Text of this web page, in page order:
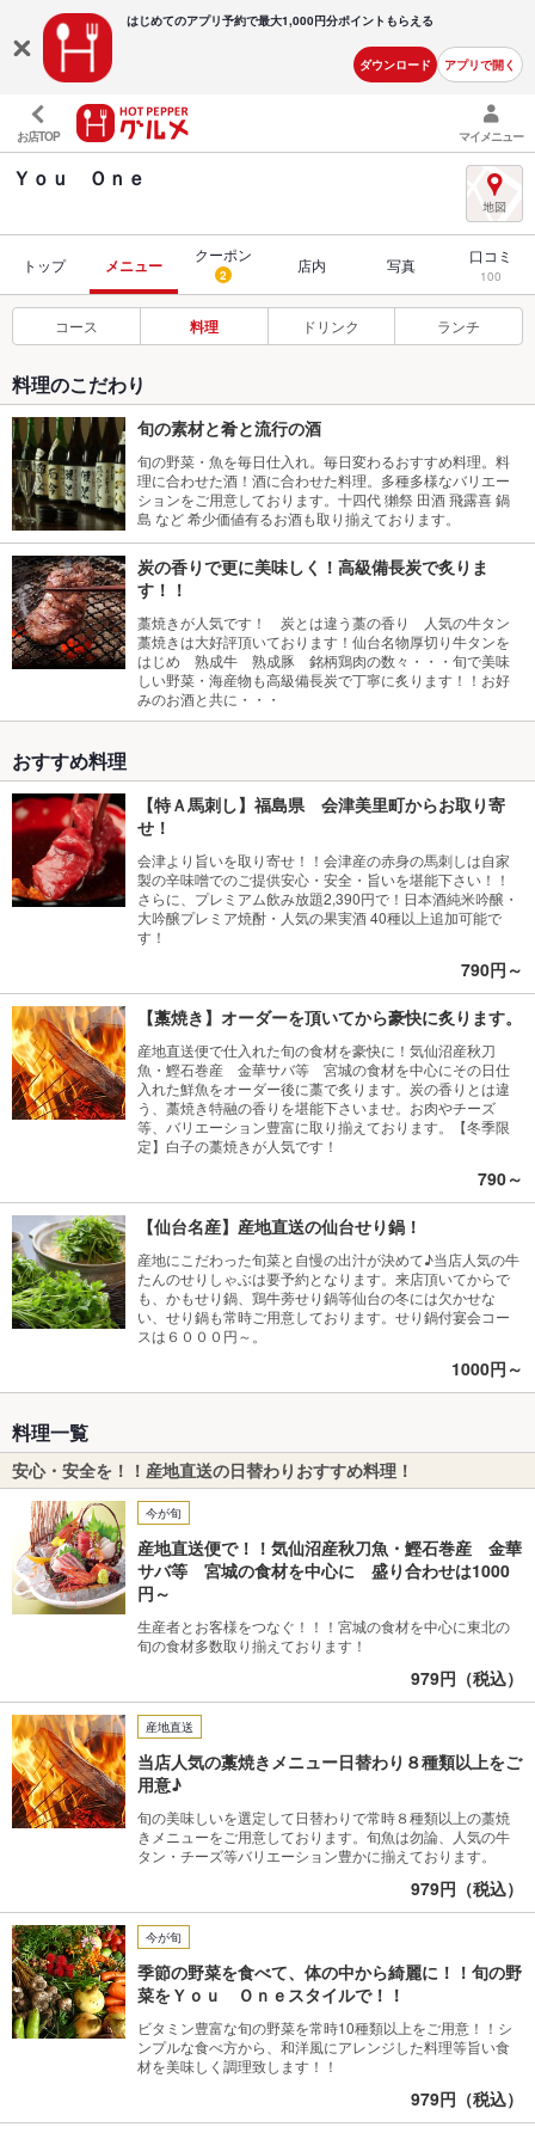
はじめてのアプリ予約で最大1,000円分ポイントもらえる
ダウンロード アプリで開く
お店TOP マイメニュー
Ｙｏｕ Ｏｎｅ
トップ メニュー
クーポン
2 店内 写真 口コミ
100
コース 料理 ドリンク ランチ
料理のこだわり
旬の素材と肴と流行の酒
旬の野菜・魚を毎日仕入れ。毎日変わるおすすめ料理。料
理に合わせた酒！酒に合わせた料理。多種多様なバリエー
ションをご用意しております。十四代 獺祭 田酒 飛露喜 鍋
島 など 希少価値有るお酒も取り揃えております。
炭の香りで更に美味しく！高級備長炭で炙りま
す！！
藁焼きが人気です！ 炭とは違う藁の香り 人気の牛タン
藁焼きは大好評頂いております！仙台名物厚切り牛タンを
はじめ 熟成牛 熟成豚 銘柄鶏肉の数々・・・旬で美味
しい野菜・海産物も高級備長炭で丁寧に炙ります！！お好
みのお酒と共に・・・
おすすめ料理
【特Ａ馬刺し】福島県 会津美里町からお取り寄
せ！
会津より旨いを取り寄せ！！会津産の赤身の馬刺しは自家
製の辛味噌でのご提供安心・安全・旨いを堪能下さい！！
さらに、プレミアム飲み放題2,390円で！日本酒純米吟醸・
大吟醸プレミア焼酎・人気の果実酒 40種以上追加可能で
す！
790円～
【藁焼き】オーダーを頂いてから豪快に炙ります。
産地直送便で仕入れた旬の食材を豪快に！気仙沼産秋刀
魚・鰹石巻産 金華サバ等 宮城の食材を中心にその日仕
入れた鮮魚をオーダー後に藁で炙ります。炭の香りとは違
う、藁焼き特融の香りを堪能下さいませ。お肉やチーズ
等、バリエーション豊富に取り揃えております。【冬季限
定】白子の藁焼きが人気です！
790～
【仙台名産】産地直送の仙台せり鍋！
産地にこだわった旬菜と自慢の出汁が決めて♪当店人気の牛
たんのせりしゃぶは要予約となります。来店頂いてからで
も、かもせり鍋、鶏牛蒡せり鍋等仙台の冬には欠かせな
い、せり鍋も常時ご用意しております。せり鍋付宴会コー
スは６０００円～。
1000円～
料理一覧
安心・安全を！！産地直送の日替わりおすすめ料理！
今が旬
産地直送便で！！気仙沼産秋刀魚・鰹石巻産 金華
サバ等 宮城の食材を中心に 盛り合わせは1000
円～
生産者とお客様をつなぐ！！！宮城の食材を中心に東北の
旬の食材多数取り揃えております！
979円（税込）
産地直送
当店人気の藁焼きメニュー日替わり８種類以上をご
用意♪
旬の美味しいを選定して日替わりで常時８種類以上の藁焼
きメニューをご用意しております。旬魚は勿論、人気の牛
タン・チーズ等バリエーション豊かに揃えております。
979円（税込）
今が旬
季節の野菜を食べて、体の中から綺麗に！！旬の野
菜をＹｏｕ Ｏｎｅスタイルで！！
ビタミン豊富な旬の野菜を常時10種類以上をご用意！！シ
ンプルな食べ方から、和洋風にアレンジした料理等旨い食
材を美味しく調理致します！！
979円（税込）